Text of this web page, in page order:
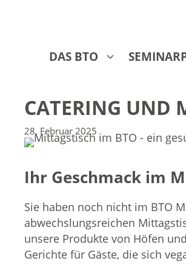
DAS BTO
CATERING UND
28. Februar 2025
Ihr Geschmack im
Sie haben noch nicht im BTO
abwechslungsreichen
unsere Produkte von Höfen
Gerichte für Gäste, die sich